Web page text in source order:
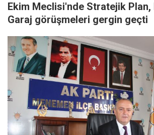
Ekim Meclisi'nde Stratejik Plan,
Garaj görüşmeleri gergin geçti